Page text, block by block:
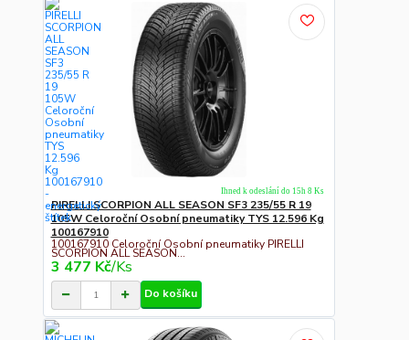
PIRELLI SCORPION ALL SEASON SF3 235/55 R 19
105W Celoroční Osobní pneumatiky TYS 12.596 Kg
100167910
100167910 Celoroční Osobní pneumatiky PIRELLI
SCORPION ALL SEASON...
3 477 Kč/Ks
Ihned k odeslání do 15h 8 Ks
Do košíku